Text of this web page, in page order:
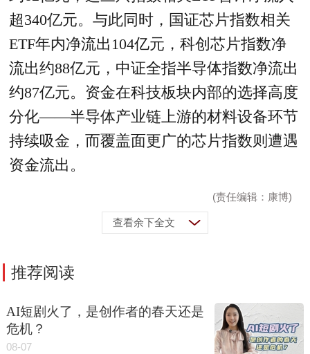
超340亿元。与此同时，国证芯片指数相关
ETF年内净流出104亿元，科创芯片指数净
流出约88亿元，中证全指半导体指数净流出
约87亿元。资金在科技板块内部的选择高度
分化——半导体产业链上游的材料设备环节
持续吸金，而覆盖面更广的芯片指数则遭遇
资金流出。
(责任编辑：康博)
查看余下全文
推荐阅读
AI短剧火了，是创作者的春天还是
危机？
08-07